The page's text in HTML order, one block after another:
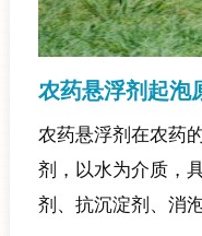
农药悬浮剂起泡
农药悬浮剂在农药
剂，以水为介质，
剂、抗沉淀剂、消